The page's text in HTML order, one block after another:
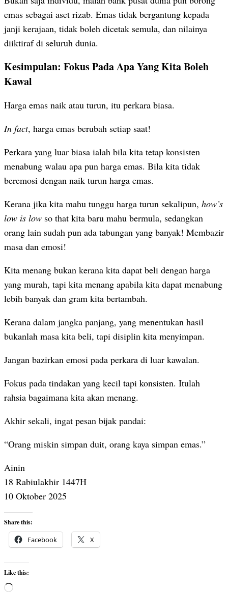
emas sebagai aset rizab. Emas tidak bergantung kepada
janji kerajaan, tidak boleh dicetak semula, dan nilainya
diiktiraf di seluruh dunia.
Kesimpulan: Fokus Pada Apa Yang Kita Boleh
Kawal
Harga emas naik atau turun, itu perkara biasa.
In fact, harga emas berubah setiap saat!
Perkara yang luar biasa ialah bila kita tetap konsisten
menabung walau apa pun harga emas. Bila kita tidak
beremosi dengan naik turun harga emas.
Kerana jika kita mahu tunggu harga turun sekalipun, how’s
low is low so that kita baru mahu bermula, sedangkan
orang lain sudah pun ada tabungan yang banyak! Membazir
masa dan emosi!
Kita menang bukan kerana kita dapat beli dengan harga
yang murah, tapi kita menang apabila kita dapat menabung
lebih banyak dan gram kita bertambah.
Kerana dalam jangka panjang, yang menentukan hasil
bukanlah masa kita beli, tapi disiplin kita menyimpan.
Jangan bazirkan emosi pada perkara di luar kawalan.
Fokus pada tindakan yang kecil tapi konsisten. Itulah
rahsia bagaimana kita akan menang.
Akhir sekali, ingat pesan bijak pandai:
“Orang miskin simpan duit, orang kaya simpan emas.”
Ainin
18 Rabiulakhir 1447H
10 Oktober 2025
Share this:
Facebook X
Like this:
Loading…